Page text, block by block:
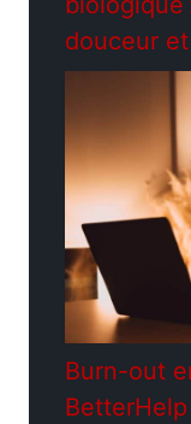
douceur
Burn-out